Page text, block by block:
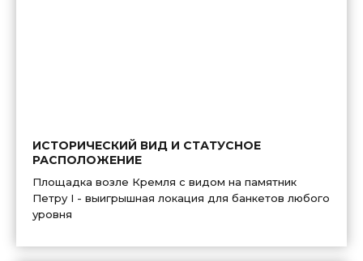
ИСТОРИЧЕСКИЙ ВИД И СТАТУСНОЕ
РАСПОЛОЖЕНИЕ
Площадка возле Кремля с видом на памятник
Петру I - выигрышная локация для банкетов любого
уровня